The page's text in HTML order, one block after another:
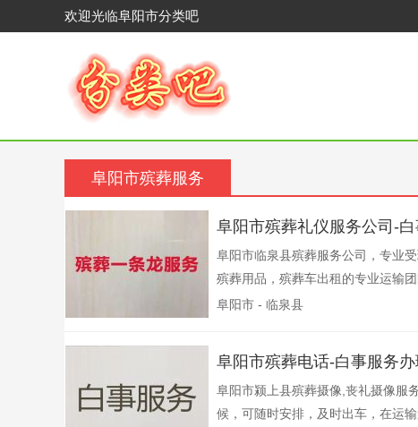
欢迎光临阜阳市分类吧
阜阳市殡葬服务
阜阳市殡葬礼仪服务公司-
阜阳市临泉县殡葬服务公司，专业
殡葬用品，殡葬车出租的专业运输
阜阳市 - 临泉县
阜阳市殡葬电话-白事服务
阜阳市颍上县殡葬摄像,丧礼摄像服
候，可随时安排，及时出车，在运